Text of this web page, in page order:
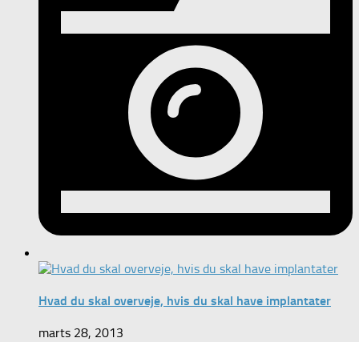
Hvad du skal overveje, hvis du skal have implantater
marts 28, 2013